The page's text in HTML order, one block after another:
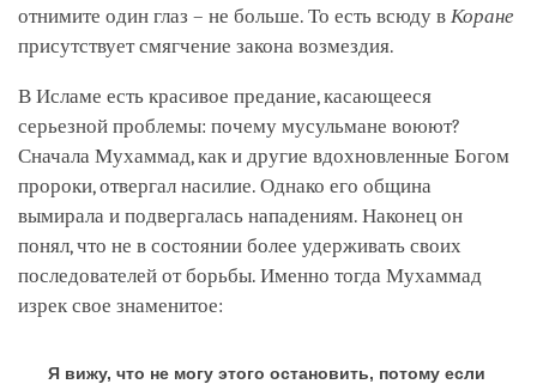
отнимите один глаз – не больше. То есть всюду в Коране
присутствует смягчение закона возмездия.
В Исламе есть красивое предание, касающееся
серьезной проблемы: почему мусульмане воюют?
Сначала Мухаммад, как и другие вдохновленные Богом
пророки, отвергал насилие. Однако его община
вымирала и подвергалась нападениям. Наконец он
понял, что не в состоянии более удерживать своих
последователей от борьбы. Именно тогда Мухаммад
изрек свое знаменитое:
Я вижу, что не могу этого остановить, потому если